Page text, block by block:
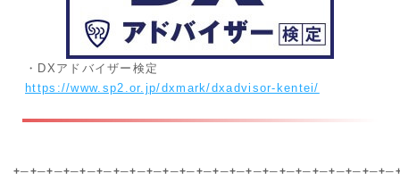
・DXアドバイザー検定
https://www.sp2.or.jp/dxmark/dxadvisor-kentei/